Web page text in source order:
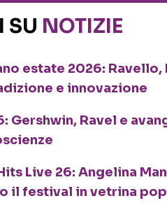
SU NOTIZIE
estate 2026: Ravello,
e innovazione
Gershwin, Ravel e
Live 26: Angelina
il festival in vetrina